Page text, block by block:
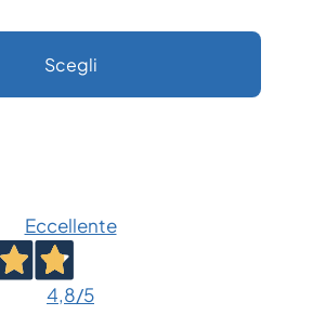
Scegli
Eccellente
4,8/5